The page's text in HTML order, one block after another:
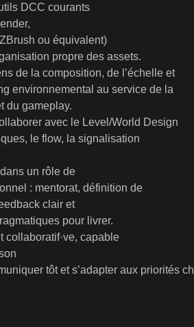
DCC courants
ou équivalent)
propre des assets.
de la composition, de l’échelle et
environnemental au service de la
du gameplay.
avec le Level/World Design
le flow, la signalisation
un rôle de
: mentorat, définition de
clair et
pour livrer.
collaboratif·ve, capable
tôt et s’adapter aux priorités